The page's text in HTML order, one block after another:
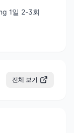
1일 2-3회
전체 보기